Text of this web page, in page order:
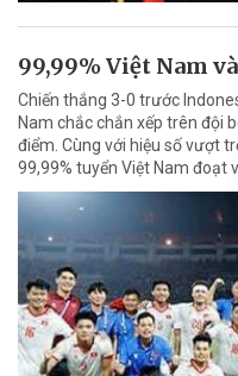
99,99% Việt Nam
Chiến thắng 3-0 trước
Nam chắc chắn xếp trên đội
điểm. Cùng với hiệu số vượt
99,99% tuyển Việt Nam đoạt